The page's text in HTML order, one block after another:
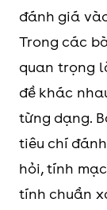
đánh giá
Trong các
quan trọng
đề khác
từng dạng.
tiêu chí
hỏi, tính
tính chuẩn